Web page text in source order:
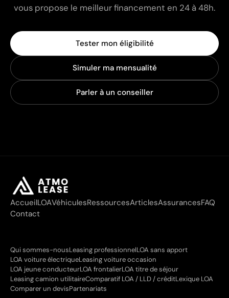
vous propose le meilleur financement en 24 à 48h.
Tester mon éligibilité
Simuler ma mensualité
Parler à un conseiller
AccueilLOAVéhiculesRessourcesArticlesAssurancesFAQ
Contact
Qui sommes-nousLeasing professionnelLOA sans apport
LOA voiture électriqueLeasing voiture occasion
LOA jeune conducteurLOA frontalierLOA titre de séjour
Leasing camion utilitaireComparatif LOA / LLD / créditLexique LOA
Comparer un devisPartenariats